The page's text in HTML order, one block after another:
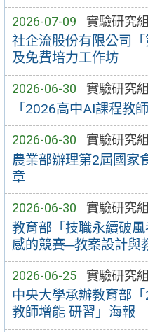
2026-07-09 實驗研究組
社企流股份有限公司
及免費培力工作坊
2026-06-30 實驗研究組
「2026高中AI課程教
2026-06-30 實驗研究組
農業部辦理第2屆國家
章
2026-06-30 實驗研究組
教育部「技職永續破風
感的競賽─教案設計與
2026-06-25 實驗研究組
中央大學承辦教育部
教師增能 研習」海報